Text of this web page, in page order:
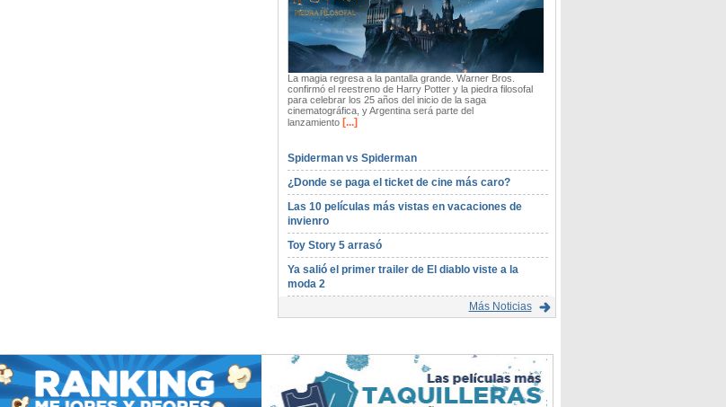
La magia regresa a la pantalla grande. Warner Bros.
confirmó el reestreno de Harry Potter y la piedra filosofal
para celebrar los 25 años del inicio de la saga
cinematográfica, y Argentina será parte del
lanzamiento[...]
Spiderman vs Spiderman
¿Donde se paga el ticket de cine más caro?
Las 10 películas más vistas en vacaciones de
invienro
Toy Story 5 arrasó
Ya salió el primer trailer de El diablo viste a la
moda 2
Más Noticias